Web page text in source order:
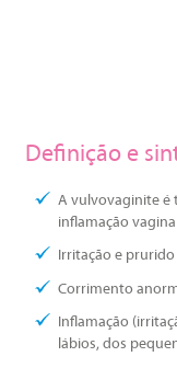
Definição e
A vulvovaginite é
inflamação
Irritação e
Corrimento
Inflamação
lábios, dos